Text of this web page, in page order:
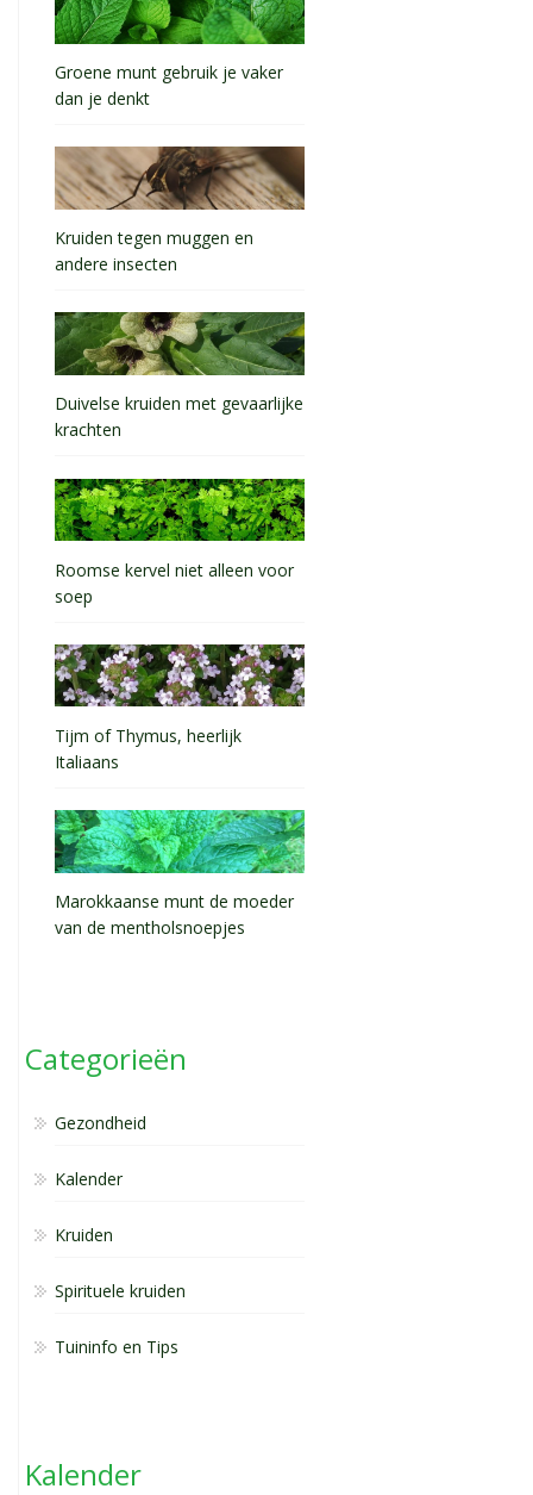
Groene munt gebruik je vaker
dan je denkt
Kruiden tegen muggen en
andere insecten
Duivelse kruiden met gevaarlijke
krachten
Roomse kervel niet alleen voor
soep
Tijm of Thymus, heerlijk
Italiaans
Marokkaanse munt de moeder
van de mentholsnoepjes
Categorieën
Gezondheid
Kalender
Kruiden
Spirituele kruiden
Tuininfo en Tips
Kalender